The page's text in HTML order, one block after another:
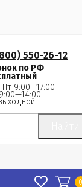
550-26-12
по РФ
9:00—17:00